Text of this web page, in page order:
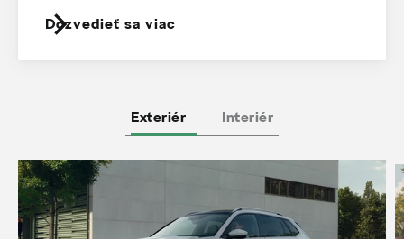
Dozvedieť sa viac
Exteriér Interiér